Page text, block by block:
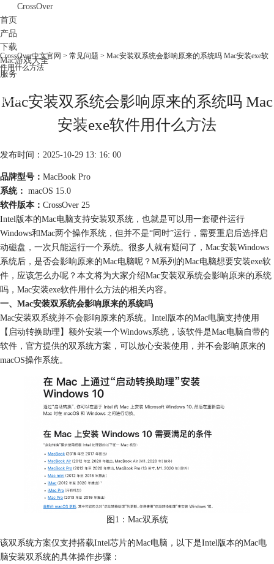
CrossOver
首页
产品
下载
Mac游戏大全
服务
购买
CrossOver中文官网 > 常见问题 > Mac安装双系统会影响原来的系统吗 Mac安装exe软
件用什么方法
Mac安装双系统会影响原来的系统吗 Mac
安装exe软件用什么方法
发布时间：2025-10-29 13: 16: 00
品牌型号： MacBook Pro
系统： macOS 15.0
软件版本： CrossOver 25
Intel版本的Mac电脑支持安装双系统，也就是可以用一套硬件运行
Windows和Mac两个操作系统，但并不是“同时”运行，需要重启后选择启
动磁盘，一次只能运行一个系统。很多人就有疑问了，Mac安装Windows
系统后，是否会影响原来的Mac电脑呢？M系列的Mac电脑想要安装exe软
件，应该怎么办呢？本文将为大家介绍Mac安装双系统会影响原来的系统
吗，Mac安装exe软件用什么方法的相关内容。
一、Mac安装双系统会影响原来的系统吗
Mac安装双系统并不会影响原来的系统。Intel版本的Mac电脑支持使用
【启动转换助理】额外安装一个Windows系统，该软件是Mac电脑自带的
软件，官方提供的双系统方案，可以放心安装使用，并不会影响原来的
macOS操作系统。
图1：Mac双系统
该双系统方案仅支持搭载Intel芯片的Mac电脑，以下是Intel版本的Mac电
脑安装双系统的具体操作步骤：